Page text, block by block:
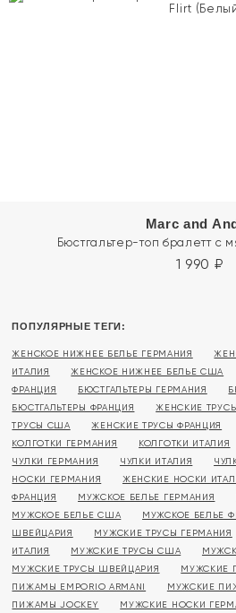
Marc and
Бюстгальтер-топ бралетт с
1 990 ₽
ПОПУЛЯРНЫЕ ТЕГИ:
ЖЕНСКОЕ НИЖНЕЕ БЕЛЬЕ ГЕРМАНИЯ
ИТАЛИЯ
ЖЕНСКОЕ НИЖНЕЕ БЕЛЬЕ США
ФРАНЦИЯ
БЮСТГАЛЬТЕРЫ ГЕРМАНИЯ
БЮСТГАЛЬТЕРЫ ФРАНЦИЯ
ЖЕНСКИЕ
ТРУСЫ США
ЖЕНСКИЕ ТРУСЫ ФРАНЦИЯ
КОЛГОТКИ ГЕРМАНИЯ
КОЛГОТКИ ИТАЛИЯ
ЧУЛКИ ГЕРМАНИЯ
ЧУЛКИ ИТАЛИЯ
НОСКИ ГЕРМАНИЯ
ЖЕНСКИЕ НОСКИ
ФРАНЦИЯ
МУЖСКОЕ БЕЛЬЕ ГЕРМАНИЯ
МУЖСКОЕ БЕЛЬЕ США
МУЖСКОЕ БЕЛЬЕ
ШВЕЙЦАРИЯ
МУЖСКИЕ ТРУСЫ ГЕРМАНИЯ
ИТАЛИЯ
МУЖСКИЕ ТРУСЫ США
МУЖСКИЕ ТРУСЫ ШВЕЙЦАРИЯ
МУЖСКИЕ
ПИЖАМЫ EMPORIO ARMANI
МУЖСКИЕ
ПИЖАМЫ JOCKEY
МУЖСКИЕ НОСКИ